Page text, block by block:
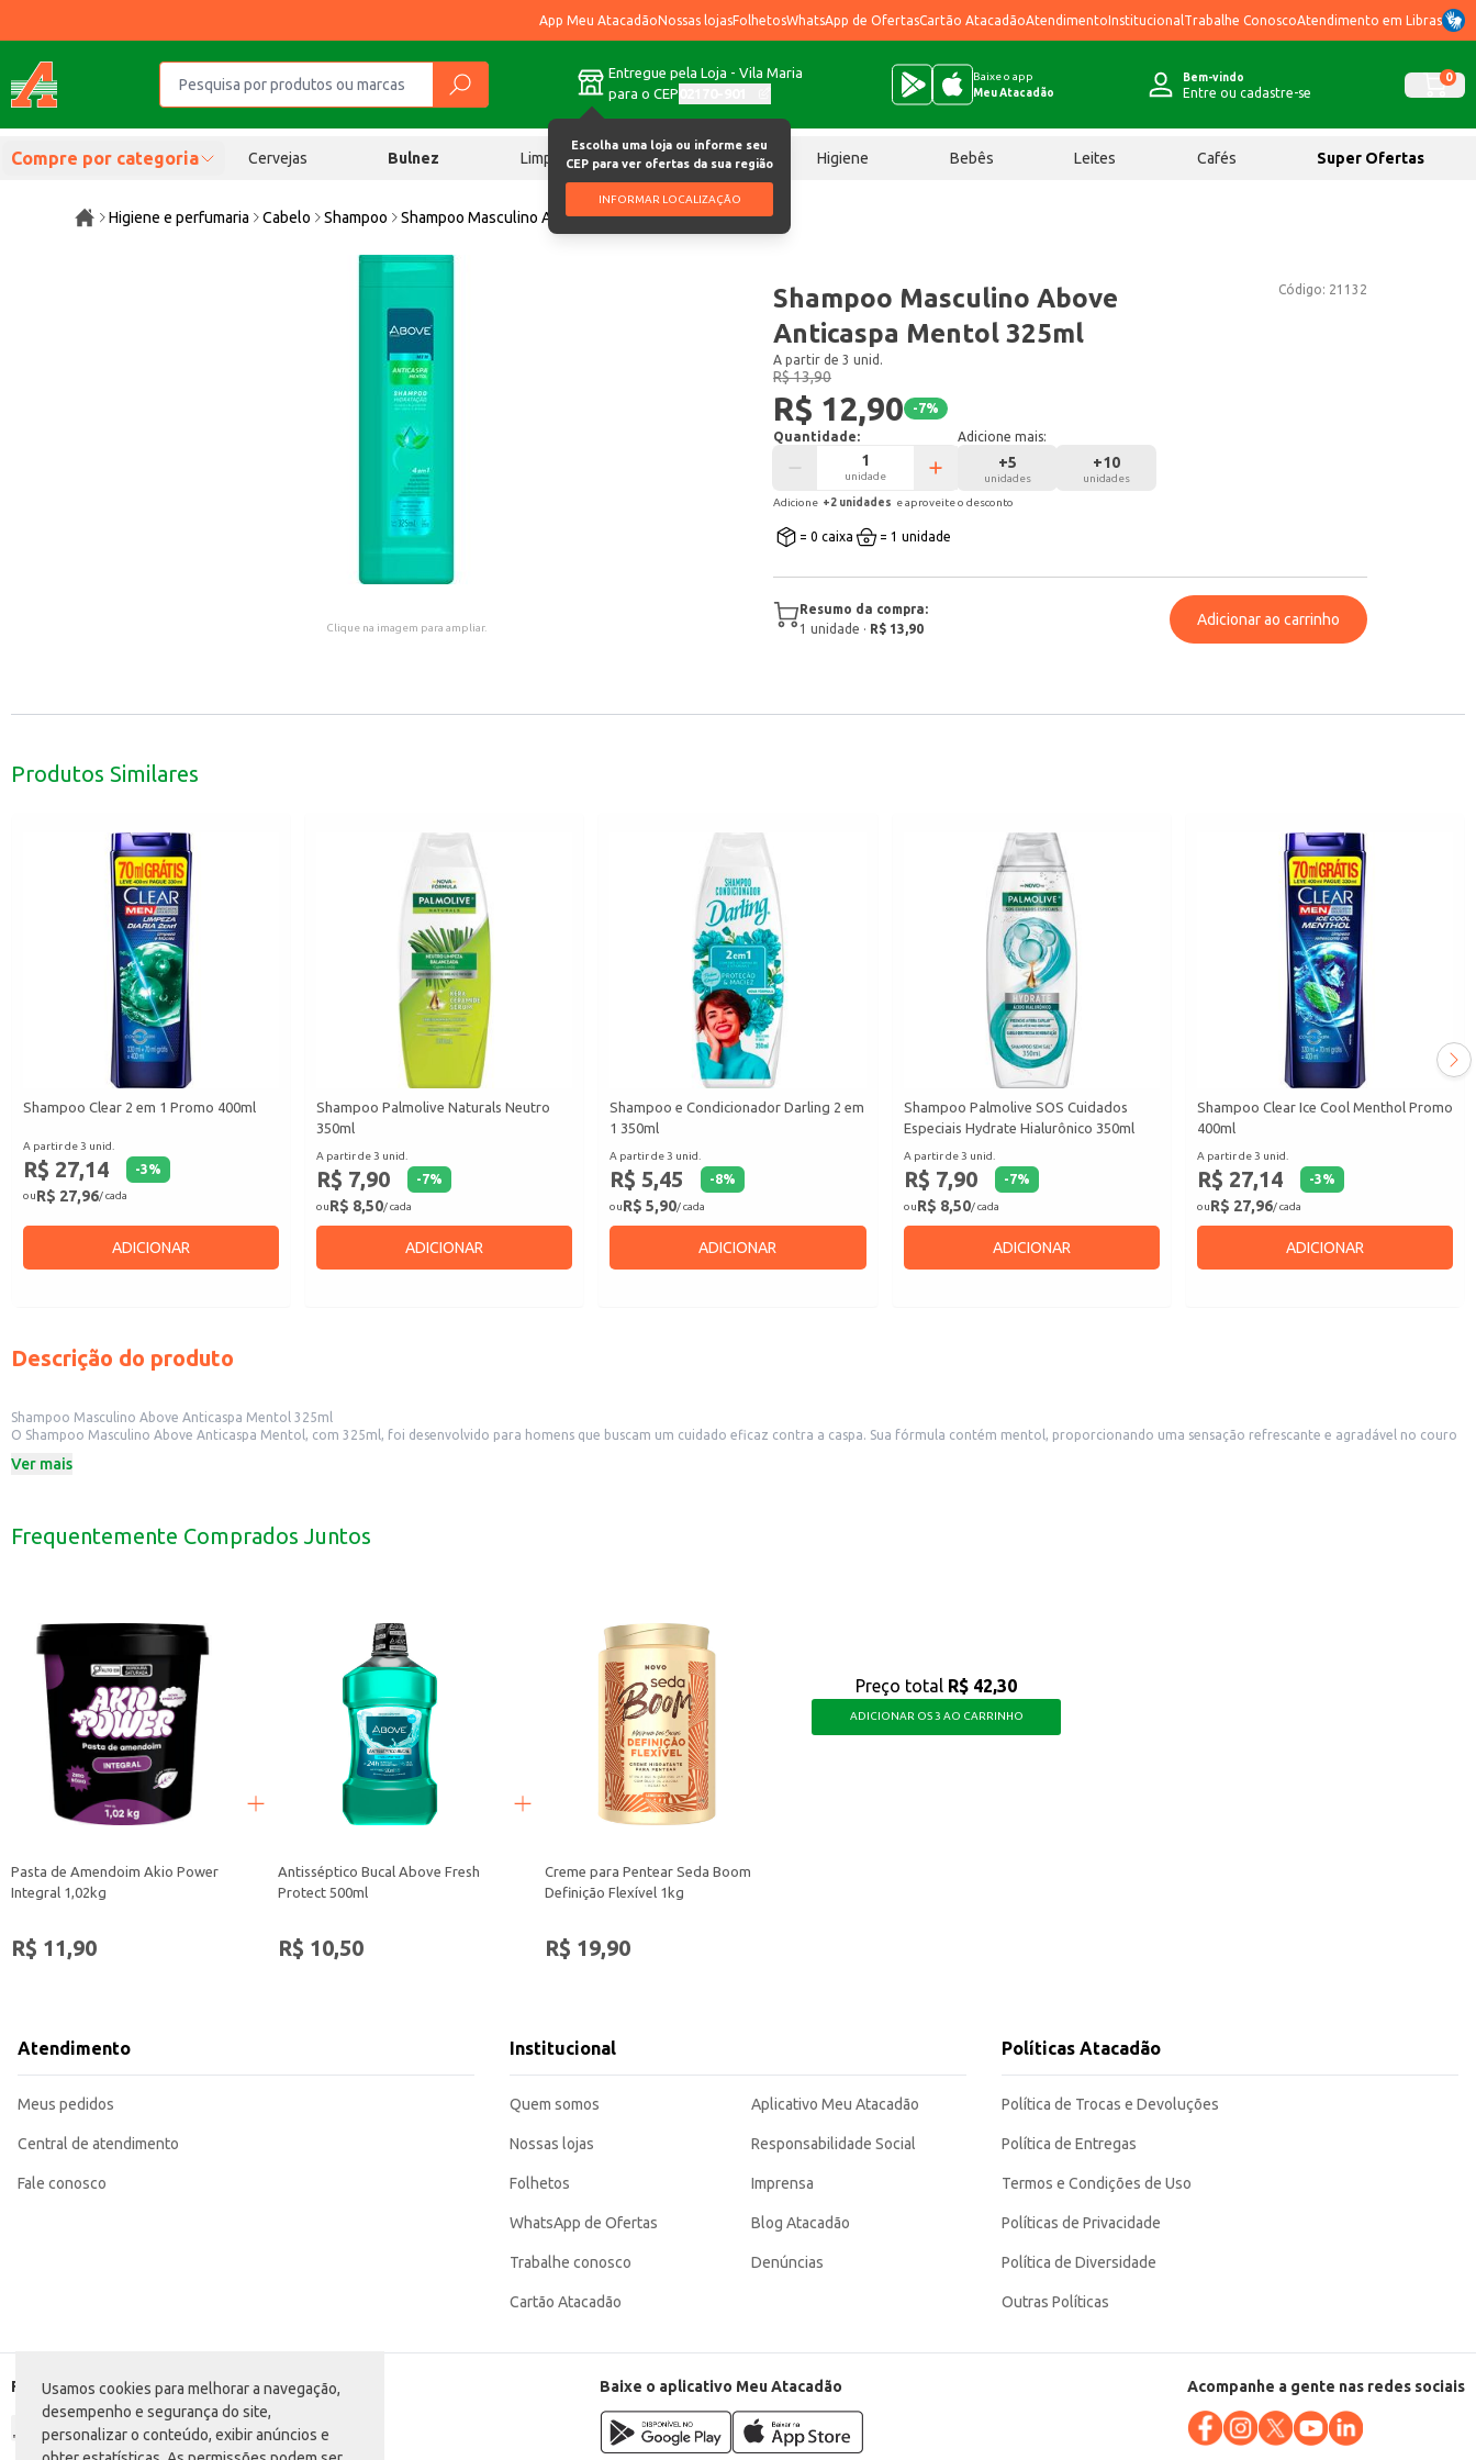
Usamos cookies para melhorar a navegação,
desempenho e segurança do site,
personalizar o conteúdo, exibir anúncios e
App Meu AtacadãoNossas lojasFolhetosWhatsApp de OfertasCartão AtacadãoAtendimentoInstitucional Trabalhe ConoscoAtendimento em Libras
Entregue pela Loja - Vila Maria
para o CEP
Escolha uma loja ou informe seu
CEP para ver ofertas da sua região
INFORMAR LOCALIZAÇÃO
Baixe o app
Meu Atacadão
Bem-vindo
Entre ou cadastre-se
0
Compre por categoria Cervejas Bulnez Limpeza Chocolates Higiene Bebês Leites Cafés Super Ofertas
Higiene e perfumaria Cabelo Shampoo Shampoo Masculino Above Anticaspa Mentol 325ml
Clique na imagem para ampliar.
Código: 21132
Shampoo Masculino Above
Anticaspa Mentol 325ml
A partir de 3 unid.
R$ 13,90
R$ 12,90 -7%
Quantidade:
unidade
Adicione mais:
+5
unidades
+10
unidades
Adicione +2 unidades e aproveite o desconto
= 0 caixa = 1 unidade
Resumo da compra:
1 unidade · R$ 13,90
Adicionar ao carrinho
Produtos Similares
Shampoo Clear 2 em 1 Promo 400ml
A partir de 3 unid.
R$ 27,14 -3%
ouR$ 27,96/ cada
ADICIONAR
Shampoo Palmolive Naturals Neutro
350ml
A partir de 3 unid.
R$ 7,90 -7%
ouR$ 8,50/ cada
ADICIONAR
Shampoo e Condicionador Darling 2 em
1 350ml
A partir de 3 unid.
R$ 5,45 -8%
ouR$ 5,90/ cada
ADICIONAR
Shampoo Palmolive SOS Cuidados
Especiais Hydrate Hialurônico 350ml
A partir de 3 unid.
R$ 7,90 -7%
ouR$ 8,50/ cada
ADICIONAR
Shampoo Clear Ice Cool Menthol Promo
400ml
A partir de 3 unid.
R$ 27,14 -3%
ouR$ 27,96/ cada
ADICIONAR
Descrição do produto
Shampoo Masculino Above Anticaspa Mentol 325ml
O Shampoo Masculino Above Anticaspa Mentol, com 325ml, foi desenvolvido para homens que buscam um cuidado eficaz contra a caspa. Sua fórmula contém mentol, proporcionando uma sensação refrescante e agradável no couro
Dicas de Uso:
Para melhores resultados, utilize o shampoo regularmente.
Ver mais
Frequentemente Comprados Juntos
Pasta de Amendoim Akio Power
Integral 1,02kg
R$ 11,90
Antisséptico Bucal Above Fresh
Protect 500ml
R$ 10,50
Creme para Pentear Seda Boom
Definição Flexível 1kg
R$ 19,90
Preço total R$ 42,30
ADICIONAR OS 3 AO CARRINHO
Atendimento
Meus pedidos
Central de atendimento
Fale conosco
Institucional
Quem somos
Nossas lojas
Folhetos
WhatsApp de Ofertas
Trabalhe conosco
Cartão Atacadão
Aplicativo Meu Atacadão
Responsabilidade Social
Imprensa
Blog Atacadão
Denúncias
Políticas Atacadão
Política de Trocas e Devoluções
Política de Entregas
Termos e Condições de Uso
Políticas de Privacidade
Política de Diversidade
Outras Políticas
Formas de pagamento Baixe o aplicativo Meu Atacadão Acompanhe a gente nas redes sociais